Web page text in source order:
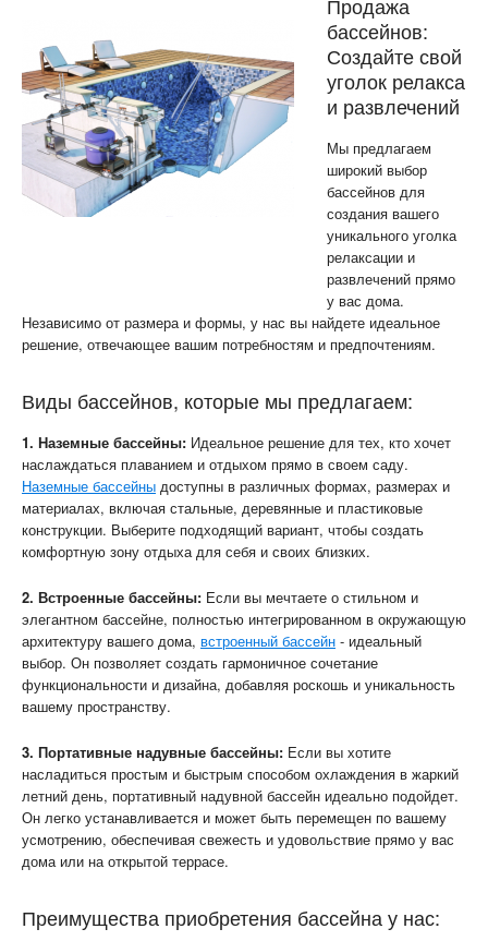
бассейнов:
Создайте свой
уголок релакса
и развлечений
Мы предлагаем
широкий выбор
бассейнов для
создания вашего
уникального уголка
релаксации и
развлечений прямо
у вас дома.
Независимо от размера и формы, у нас вы найдете идеальное
решение, отвечающее вашим потребностям и предпочтениям.
Виды бассейнов, которые мы предлагаем:
1. Наземные бассейны: Идеальное решение для тех, кто хочет
наслаждаться плаванием и отдыхом прямо в своем саду.
Наземные бассейны доступны в различных формах, размерах и
материалах, включая стальные, деревянные и пластиковые
конструкции. Выберите подходящий вариант, чтобы создать
комфортную зону отдыха для себя и своих близких.
2. Встроенные бассейны: Если вы мечтаете о стильном и
элегантном бассейне, полностью интегрированном в окружающую
архитектуру вашего дома, встроенный бассейн - идеальный
выбор. Он позволяет создать гармоничное сочетание
функциональности и дизайна, добавляя роскошь и уникальность
вашему пространству.
3. Портативные надувные бассейны: Если вы хотите
насладиться простым и быстрым способом охлаждения в жаркий
летний день, портативный надувной бассейн идеально подойдет.
Он легко устанавливается и может быть перемещен по вашему
усмотрению, обеспечивая свежесть и удовольствие прямо у вас
дома или на открытой террасе.
Преимущества приобретения бассейна у нас: